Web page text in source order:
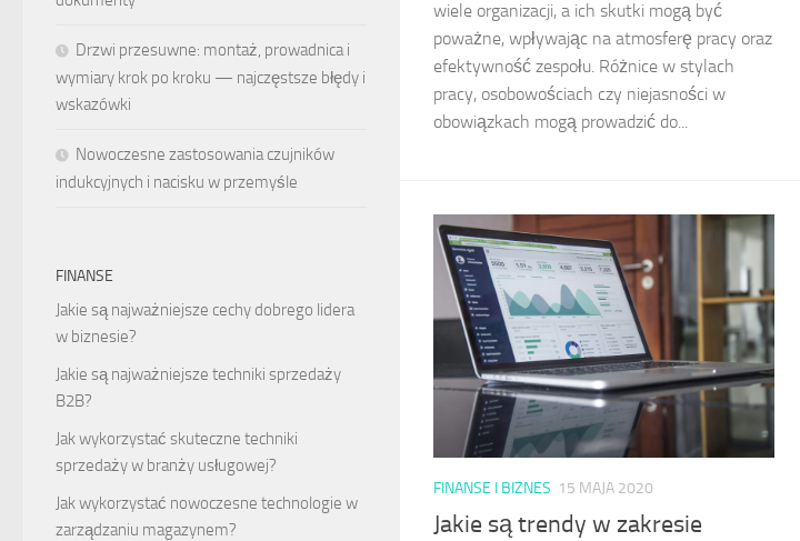
wiele organizacji, a ich skutki mogą być
poważne, wpływając na atmosferę pracy oraz
efektywność zespołu. Różnice w stylach
pracy, osobowościach czy niejasności w
obowiązkach mogą prowadzić do...
FINANSE I BIZNES 15 MAJA 2020
Jakie są trendy w zakresie
Drzwi przesuwne: montaż, prowadnica i
wymiary krok po kroku — najczęstsze błędy i
wskazówki
Nowoczesne zastosowania czujników
indukcyjnych i nacisku w przemyśle
FINANSE
Jakie są najważniejsze cechy dobrego lidera
w biznesie?
Jakie są najważniejsze techniki sprzedaży
B2B?
Jak wykorzystać skuteczne techniki
sprzedaży w branży usługowej?
Jak wykorzystać nowoczesne technologie w
zarządzaniu magazynem?